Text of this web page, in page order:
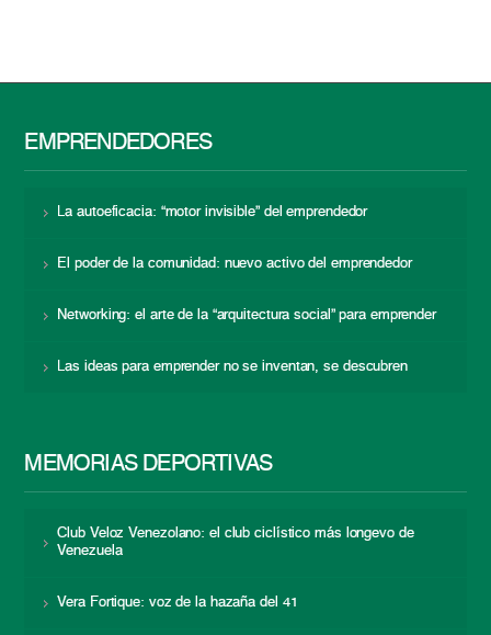
EMPRENDEDORES
La autoeficacia: “motor invisible” del emprendedor
El poder de la comunidad: nuevo activo del emprendedor
Networking: el arte de la “arquitectura social” para emprender
Las ideas para emprender no se inventan, se descubren
MEMORIAS DEPORTIVAS
Club Veloz Venezolano: el club ciclístico más longevo de
Venezuela
Vera Fortique: voz de la hazaña del 41